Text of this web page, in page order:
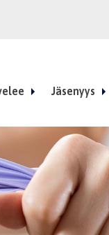
Jäsenyys